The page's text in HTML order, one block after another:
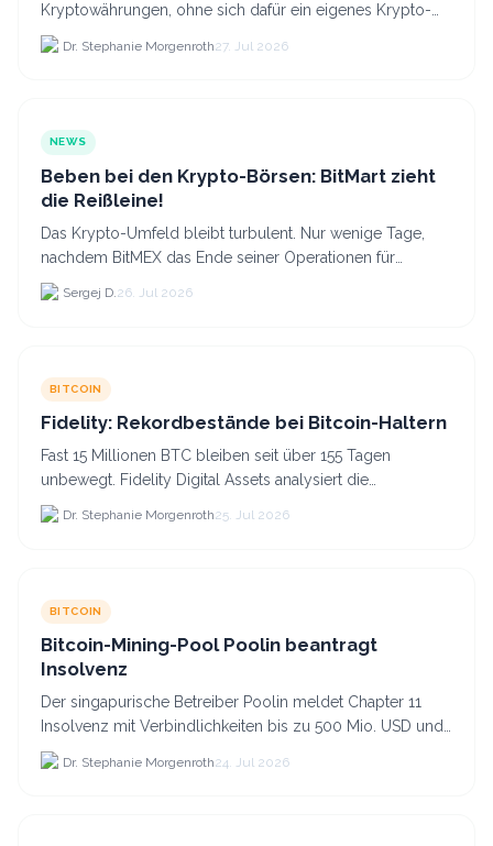
Kryptowährungen, ohne sich dafür ein eigenes Krypto-
Wallet einrichten zu müssen. Dazu kommt, dass viele
nicht nur Bitcoin h...
Dr. Stephanie Morgenroth27. Jul 2026
NEWS
Beben bei den Krypto-Börsen: BitMart zieht
die Reißleine!
Das Krypto-Umfeld bleibt turbulent. Nur wenige Tage,
nachdem BitMEX das Ende seiner Operationen für
September 2026 bekannt gegeben hat, zieht nun die
nächste gr...
Sergej D.26. Jul 2026
BITCOIN
Fidelity: Rekordbestände bei Bitcoin-Haltern
Fast 15 Millionen BTC bleiben seit über 155 Tagen
unbewegt. Fidelity Digital Assets analysiert die
Anlegerüberzeugung trotz Kursverlusten und einem
BTC-Preis.
Dr. Stephanie Morgenroth25. Jul 2026
BITCOIN
Bitcoin-Mining-Pool Poolin beantragt
Insolvenz
Der singapurische Betreiber Poolin meldet Chapter 11
Insolvenz mit Verbindlichkeiten bis zu 500 Mio. USD und
plant den Verkauf zweier Texas-Standorte für.
Dr. Stephanie Morgenroth24. Jul 2026